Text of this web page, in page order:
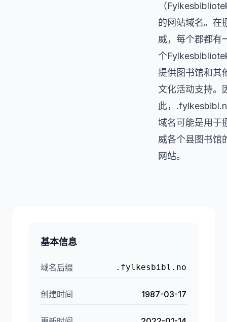
（
的网站域名。在
威，每个郡都有
个
提供图书馆和其
文化活动支持。
此，
域名可能是用于
威各个县图书馆
网站。
基本信息
域名后缀 .fylkesbibl.no
创建时间 1987-03-17